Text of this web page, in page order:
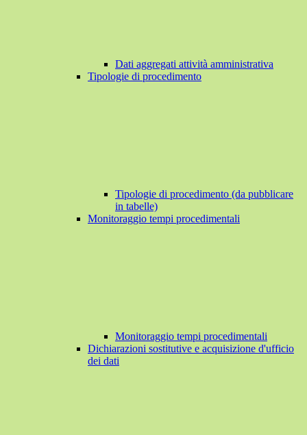
Dati aggregati attività amministrativa
Tipologie di procedimento
Tipologie di procedimento (da pubblicare
in tabelle)
Monitoraggio tempi procedimentali
Monitoraggio tempi procedimentali
Dichiarazioni sostitutive e acquisizione d'ufficio
dei dati